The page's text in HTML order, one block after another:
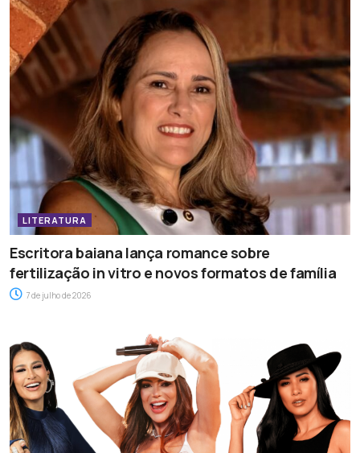
LITERATURA
Escritora baiana lança romance sobre
fertilização in vitro e novos formatos de família
7 de julho de 2026